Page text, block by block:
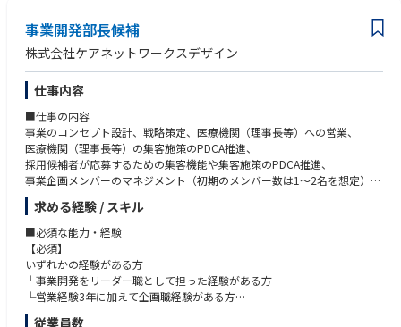
多文化環境での業務経験
チェンジマネジメントの経験
タレントマネジメントの経験
【志向】
ミッション・ビジョン・経営理念・経営基本方針に賛同していただける方
を歓迎します。
ベンチャー企業やスタートアップでのマネジメント経験は必須ではありま
せんが、変化の多い環境で働くことに対して柔軟であること、高い目標に
向かってチャレンジする意欲、イノベーションや新しいアイディアを積極
的に取り入れる姿勢、チームプレイヤーであり職員全員と家族のように仕
事をつくりあげていく精神の持ち主であることを期待します。ルールを自
ら開拓していくパイオニア精神も重要です。
事業開発部長候補
株式会社ケアネットワークスデザイン
仕事内容
■仕事の内容
事業のコンセプト設計、戦略策定、医療機関（理事長等）への営業、
医療機関（理事長等）の集客施策のPDCA推進、
採用候補者が応募するための集客機能や集客施策のPDCA推進、
事業企画メンバーのマネジメント（初期のメンバー数は1～2名を想定）、
事業のモニタリング推進、役員への報告 等
■今後のキャリアパスについて
執行役員等のマネジメント職を目指して頂きたいと考えております
求める経験 / スキル
■必須な能力・経験
【必須】
いずれかの経験がある方
└事業開発をリーダー職として担った経験がある方
└営業経験3年に加えて企画職経験がある方
従業員数